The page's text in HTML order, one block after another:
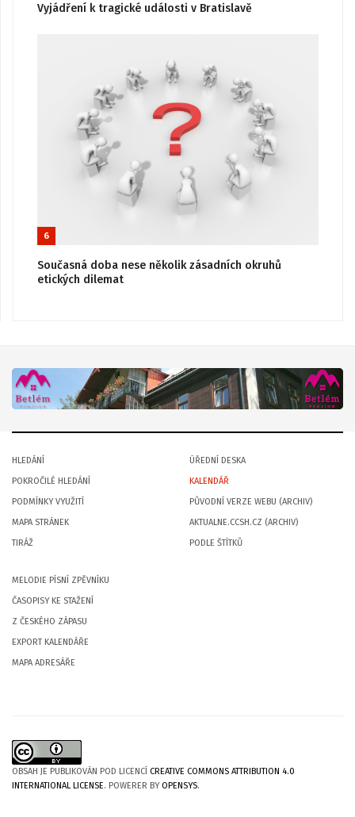
Vyjádření k tragické události v Bratislavě
6
Současná doba nese několik zásadních okruhů
etických dilemat
HLEDÁNÍ
POKROČILÉ HLEDÁNÍ
PODMÍNKY VYUŽITÍ
MAPA STRÁNEK
TIRÁŽ
ÚŘEDNÍ DESKA
KALENDÁŘ
PŮVODNÍ VERZE WEBU (ARCHIV)
AKTUALNE.CCSH.CZ (ARCHIV)
PODLE ŠTÍTKŮ
MELODIE PÍSNÍ ZPĚVNÍKU
ČASOPISY KE STAŽENÍ
Z ČESKÉHO ZÁPASU
EXPORT KALENDÁŘE
MAPA ADRESÁŘE
OBSAH JE PUBLIKOVÁN POD LICENCÍ CREATIVE COMMONS ATTRIBUTION 4.0
INTERNATIONAL LICENSE. POWERER BYOPENSYS.